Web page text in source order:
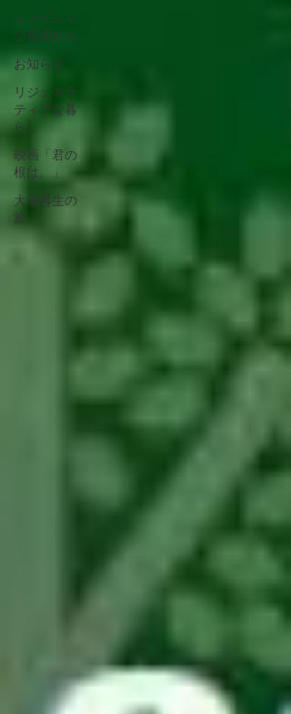
メノビレッ
ジ長沼から
お知らせ
リジェネラ
ティブな暮
らし
映画「君の
根は。」
大地再生の
旅